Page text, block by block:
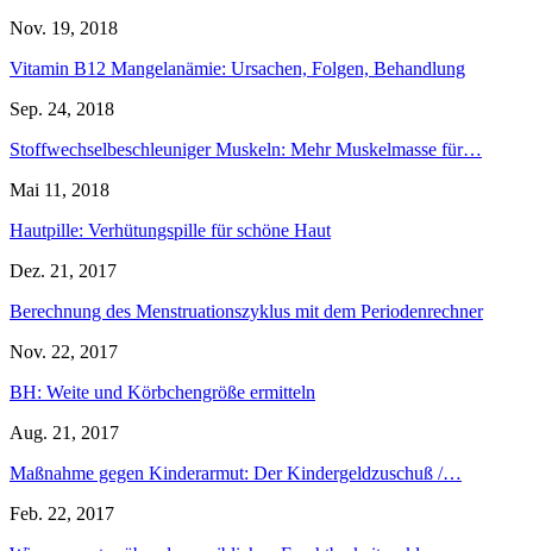
Nov. 19, 2018
Vitamin B12 Mangelanämie: Ursachen, Folgen, Behandlung
Sep. 24, 2018
Stoffwechselbeschleuniger Muskeln: Mehr Muskelmasse für…
Mai 11, 2018
Hautpille: Verhütungspille für schöne Haut
Dez. 21, 2017
Berechnung des Menstruationszyklus mit dem Periodenrechner
Nov. 22, 2017
BH: Weite und Körbchengröße ermitteln
Aug. 21, 2017
Maßnahme gegen Kinderarmut: Der Kindergeldzuschuß /…
Feb. 22, 2017